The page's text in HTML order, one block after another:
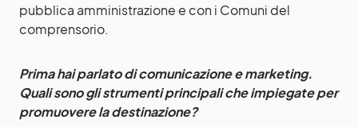
pubblica amministrazione e con i Comuni del
comprensorio.
Prima hai parlato di comunicazione e marketing.
Quali sono gli strumenti principali che impiegate per
promuovere la destinazione?